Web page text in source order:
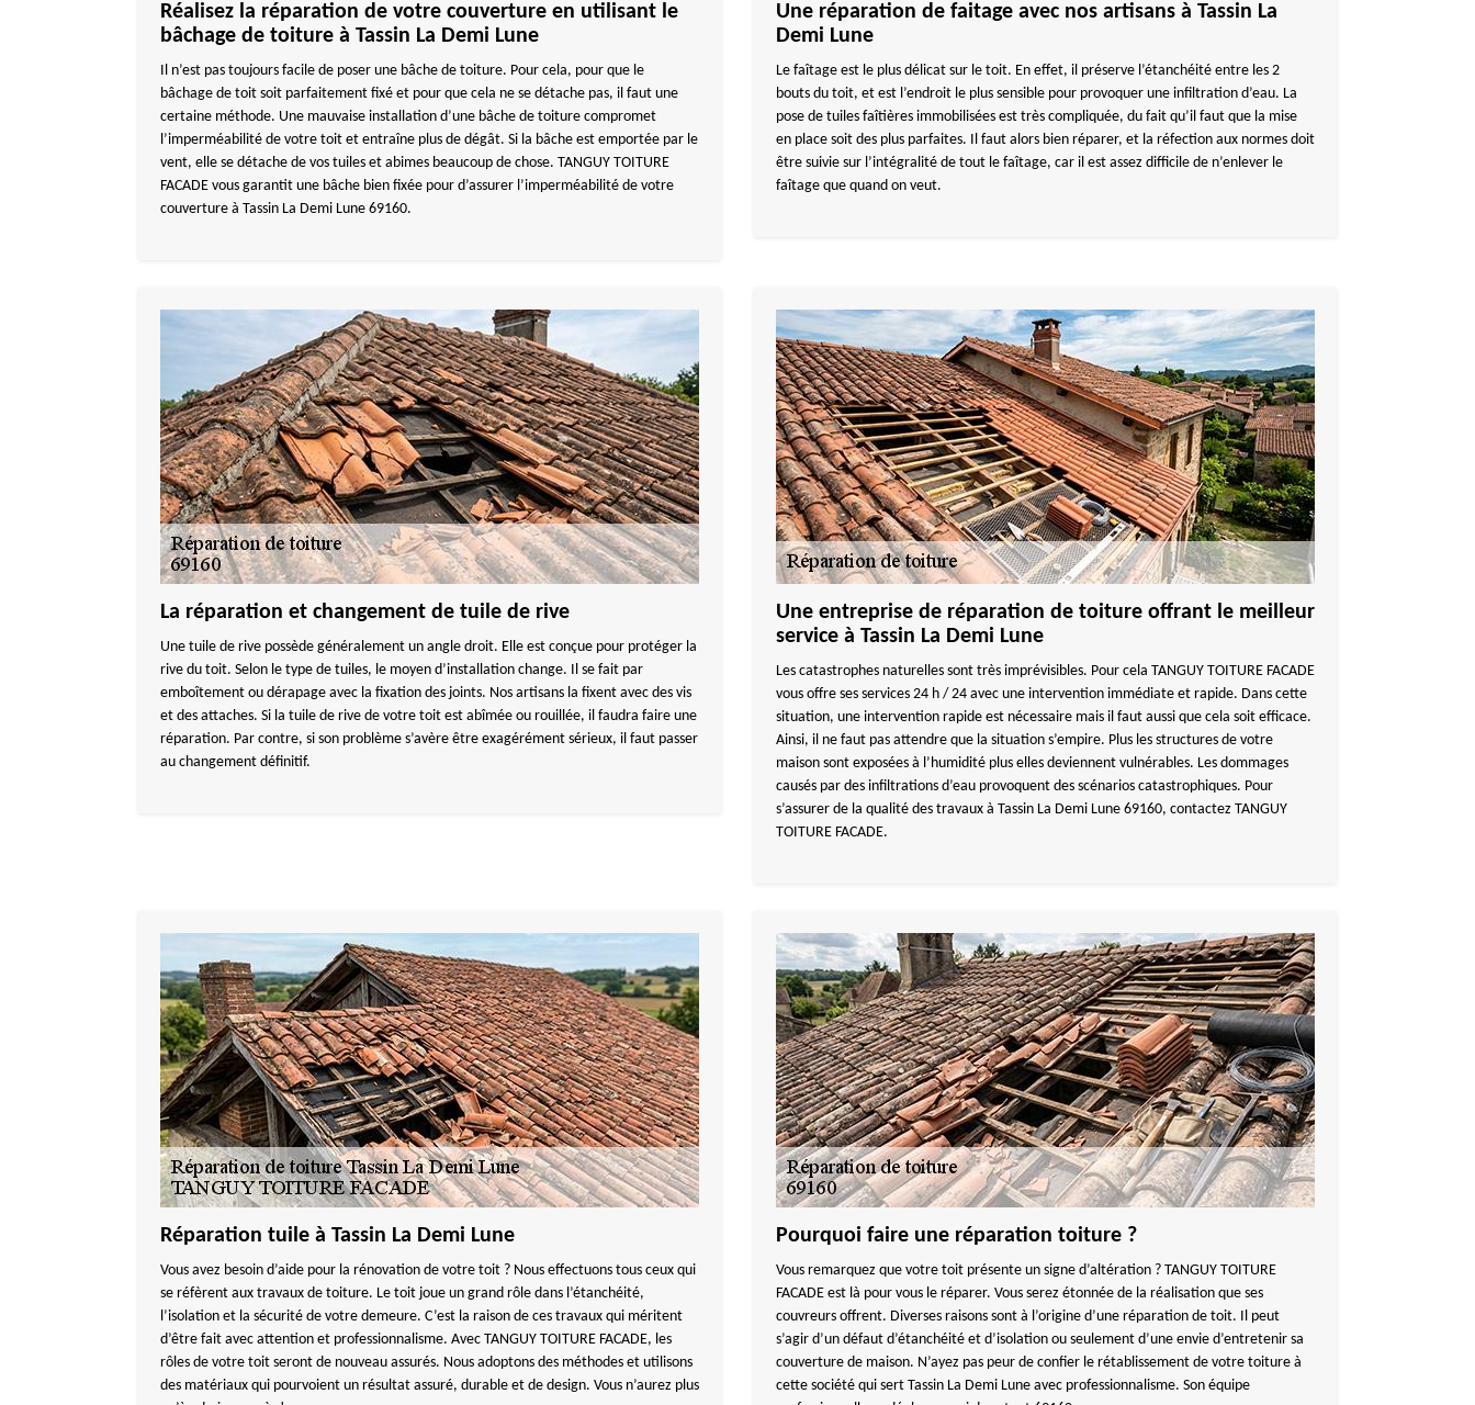
Réalisez la réparation de votre couverture en utilisant le
bâchage de toiture à Tassin La Demi Lune
Il n’est pas toujours facile de poser une bâche de toiture. Pour cela, pour que le
bâchage de toit soit parfaitement fixé et pour que cela ne se détache pas, il faut une
certaine méthode. Une mauvaise installation d’une bâche de toiture compromet
l’imperméabilité de votre toit et entraîne plus de dégât. Si la bâche est emportée par le
vent, elle se détache de vos tuiles et abimes beaucoup de chose. TANGUY TOITURE
FACADE vous garantit une bâche bien fixée pour d’assurer l’imperméabilité de votre
couverture à Tassin La Demi Lune 69160.
Une réparation de faitage avec nos artisans à Tassin La
Demi Lune
Le faîtage est le plus délicat sur le toit. En effet, il préserve l’étanchéité entre les 2
bouts du toit, et est l’endroit le plus sensible pour provoquer une infiltration d’eau. La
pose de tuiles faîtières immobilisées est très compliquée, du fait qu’il faut que la mise
en place soit des plus parfaites. Il faut alors bien réparer, et la réfection aux normes doit
être suivie sur l’intégralité de tout le faîtage, car il est assez difficile de n’enlever le
faîtage que quand on veut.
La réparation et changement de tuile de rive
Une tuile de rive possède généralement un angle droit. Elle est conçue pour protéger la
rive du toit. Selon le type de tuiles, le moyen d’installation change. Il se fait par
emboîtement ou dérapage avec la fixation des joints. Nos artisans la fixent avec des vis
et des attaches. Si la tuile de rive de votre toit est abîmée ou rouillée, il faudra faire une
réparation. Par contre, si son problème s’avère être exagérément sérieux, il faut passer
au changement définitif.
Une entreprise de réparation de toiture offrant le meilleur
service à Tassin La Demi Lune
Les catastrophes naturelles sont très imprévisibles. Pour cela TANGUY TOITURE FACADE
vous offre ses services 24 h / 24 avec une intervention immédiate et rapide. Dans cette
situation, une intervention rapide est nécessaire mais il faut aussi que cela soit efficace.
Ainsi, il ne faut pas attendre que la situation s’empire. Plus les structures de votre
maison sont exposées à l’humidité plus elles deviennent vulnérables. Les dommages
causés par des infiltrations d’eau provoquent des scénarios catastrophiques. Pour
s’assurer de la qualité des travaux à Tassin La Demi Lune 69160, contactez TANGUY
TOITURE FACADE.
Réparation tuile à Tassin La Demi Lune
Vous avez besoin d’aide pour la rénovation de votre toit ? Nous effectuons tous ceux qui
se réfèrent aux travaux de toiture. Le toit joue un grand rôle dans l’étanchéité,
l’isolation et la sécurité de votre demeure. C’est la raison de ces travaux qui méritent
d’être fait avec attention et professionnalisme. Avec TANGUY TOITURE FACADE, les
rôles de votre toit seront de nouveau assurés. Nous adoptons des méthodes et utilisons
des matériaux qui pourvoient un résultat assuré, durable et de design. Vous n’aurez plus
Pourquoi faire une réparation toiture ?
Vous remarquez que votre toit présente un signe d’altération ? TANGUY TOITURE
FACADE est là pour vous le réparer. Vous serez étonnée de la réalisation que ses
couvreurs offrent. Diverses raisons sont à l’origine d’une réparation de toit. Il peut
s’agir d’un défaut d’étanchéité et d’isolation ou seulement d’une envie d’entretenir sa
couverture de maison. N’ayez pas peur de confier le rétablissement de votre toiture à
cette société qui sert Tassin La Demi Lune avec professionnalisme. Son équipe